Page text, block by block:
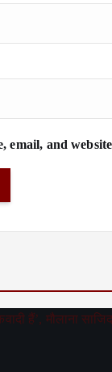
email, and